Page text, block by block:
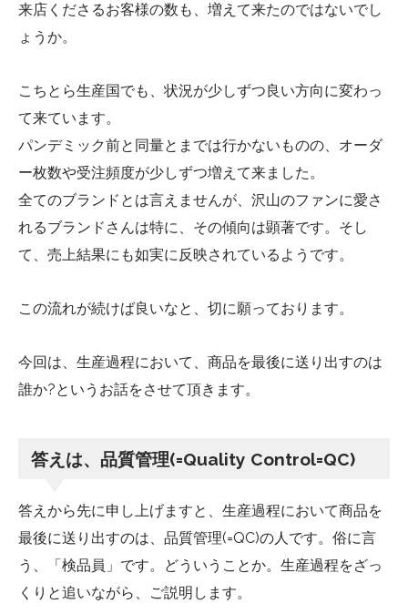
来店くださるお客様の数も、増えて来たのではないでし
ょうか。
こちとら生産国でも、状況が少しずつ良い方向に変わっ
て来ています。
パンデミック前と同量とまでは行かないものの、オーダ
ー枚数や受注頻度が少しずつ増えて来ました。
全てのブランドとは言えませんが、沢山のファンに愛さ
れるブランドさんは特に、その傾向は顕著です。そし
て、売上結果にも如実に反映されているようです。
この流れが続けば良いなと、切に願っております。
今回は、生産過程において、商品を最後に送り出すのは
誰か?というお話をさせて頂きます。
答えは、品質管理(=Quality Control=QC)
答えから先に申し上げますと、生産過程において商品を
最後に送り出すのは、品質管理(=QC)の人です。俗に言
う、「検品員」です。どういうことか。生産過程をざっ
くりと追いながら、ご説明します。